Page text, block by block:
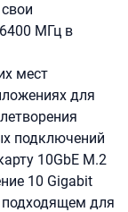
МГц в
мест
для
подключений
10GbE M.2
10 Gigabit
для